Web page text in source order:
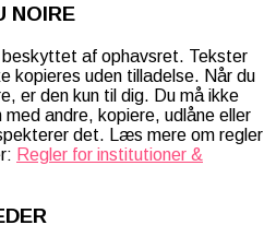
NOIRE
beskyttet af ophavsret. Tekster
kopieres uden tilladelse. Når du
er den kun til dig. Du må ikke
andre, kopiere, udlåne eller
det. Læs mere om regler
Regler for institutioner &